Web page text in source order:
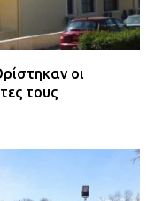
οι
τους